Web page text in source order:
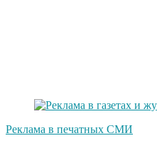
Реклама в печатных СМИ